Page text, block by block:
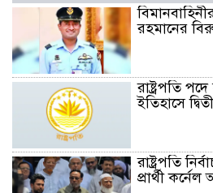
রহমানের
রাষ্ট্রপতি
ইতিহাসে
রাষ্ট্রপতি
প্রার্থী